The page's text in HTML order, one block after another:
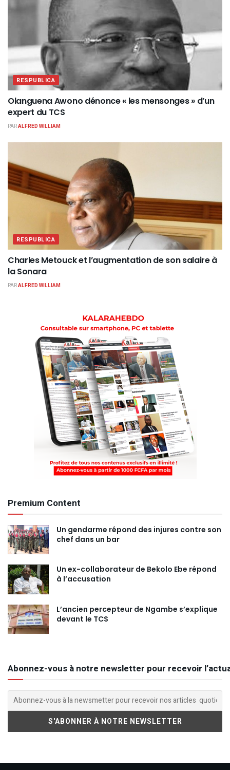
RESPUBLICA
Olanguena Awono dénonce « les mensonges » d’un
expert du TCS
PARALFRED WILLIAM
RESPUBLICA
Charles Metouck et l’augmentation de son salaire à
la Sonara
PARALFRED WILLIAM
Premium Content
Un gendarme répond des injures contre son
chef dans un bar
Un ex-collaborateur de Bekolo Ebe répond
à l’accusation
L’ancien percepteur de Ngambe s’explique
devant le TCS
Abonnez-vous à notre newsletter pour recevoir